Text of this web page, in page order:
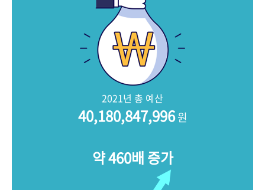
2021년 총 예산
40,180,847,996원
약 460배 증가